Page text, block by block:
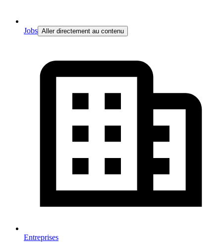
Jobs Aller directement au contenu
Entreprises